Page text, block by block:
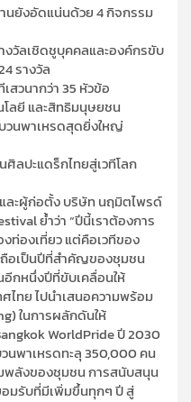
นยังอัดแน่นด้วย 4 กิจกรรม
งวัลเชิดชูบุคคลและองค์กรขับ
รางวัล
สวนากว่า 35 หัวข้อ
ลยี และสิทธิมนุษยชน
วนพาเหรดสุดยิ่งใหญ่
ศิลปะแดร็กไทยสู่เวทีโลก
ละผู้ก่อตั้ง บริษัท นฤมิตไพรด์
ย้ำว่า “ปีนี้เราต้องการ
ท่องเที่ยว แต่คือเวทีของ
ถือเป็นปีที่สำคัญของชุมชน
อีกหนึ่งปีที่ขับเคลื่อนให้
ศไทย ไปนำเสนอความพร้อม
ในการผลักดันให้
WorldPride ปี 2030
นพาเหรดทะลุ 350,000 คน
พลังของชุมชน การสนับสนุน
อมรับที่มีเพิ่มขึ้นทุกๆ ปี สู่